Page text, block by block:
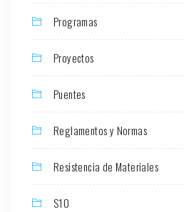
Programas
Proyectos
Puentes
Reglamentos y Normas
Resistencia de Materiales
S10